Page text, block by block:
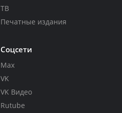
ТВ
Печатные издания
Соцсети
Max
VK
VK Видео
Rutube